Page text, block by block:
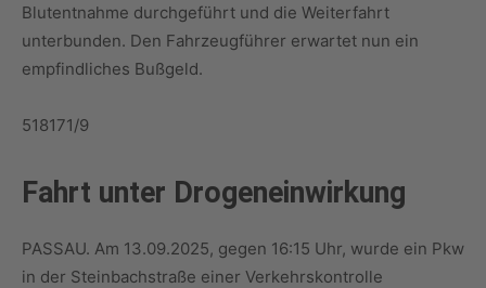
Blutentnahme durchgeführt und die Weiterfahrt
unterbunden. Den Fahrzeugführer erwartet nun ein
empfindliches Bußgeld.
518171/9
Fahrt unter Drogeneinwirkung
PASSAU. Am 13.09.2025, gegen 16:15 Uhr, wurde ein Pkw
in der Steinbachstraße einer Verkehrskontrolle